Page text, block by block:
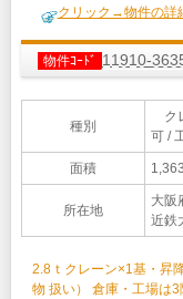
クリック→物件の詳
物件ｺｰﾄﾞ 11910-
種別
ク
可 /
面積
所在地
大阪
近鉄
2.8ｔクレーン×1基・昇
物 扱い） 倉庫・工場は